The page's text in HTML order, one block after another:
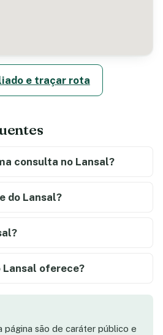
e traçar rota
consulta no Lansal?
do Lansal?
Lansal oferece?
página são de caráter público e